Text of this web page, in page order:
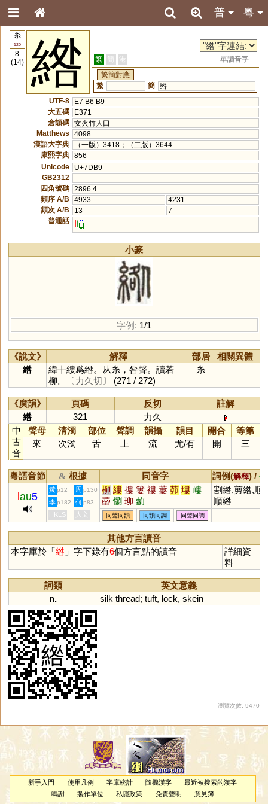
粵
普
糸
120
8
(14)
綹 繁 簡 港
單讀音字
繁簡對應
繁
簡 绺
UTF-8
E7 B6 B9
大五碼
E371
倉頡碼 女火竹人口
Matthews
4098
漢語大字典
（一版）3418；（二版）3644
康熙字典 856
Unicode
U+7DB9
GB2312
四角號碼 2896.4
頻序 A/B
4933
4231
頻次 A/B
13
7
普通話
li
小篆
字例: 1/1
《說文》 解釋 部居
相關異體
綹
緯十縷爲綹。从糸，咎聲。讀若
柳。
〔力久切〕 (271 / 272)
糸
《廣韻》 頁碼 反切
註解
綹
321
力久
中
古
音
聲母 清濁 部位 聲調 韻攝 韻目 開合
等第
來
次濁 舌 上 流 尤/有 開 三
粵語音節 & 根據 同音字 詞例(解釋) /
au5
黃 p12 周 p130 柳 縷 摟 簍 褸 蔞 茆 塿 嶁
罶 懰 珋 藰
割綹,剪綹,順
順綹
李 p182 何 p83
HKLS 人文 同聲同韻 同韻同調 同聲同調
其他方言讀音
本字庫於「綹 」字下錄有6個方言點的讀音
詳細資
料
詞類
英文意義
n.
silk thread; tuft, lock, skein
瀏覽次數: 9470
新手入門 使用凡例 字庫統計 隨機漢字
最近被搜索的漢字
鳴謝
製作單位 私隱政策 免責聲明 意見簿